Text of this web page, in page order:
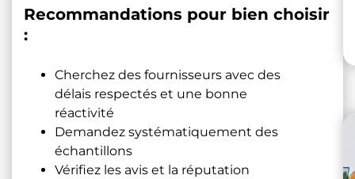
Recommandations pour bien choisir
:
Cherchez des fournisseurs avec des
délais respectés et une bonne
réactivité
Demandez systématiquement des
échantillons
Vérifiez les avis et la réputation